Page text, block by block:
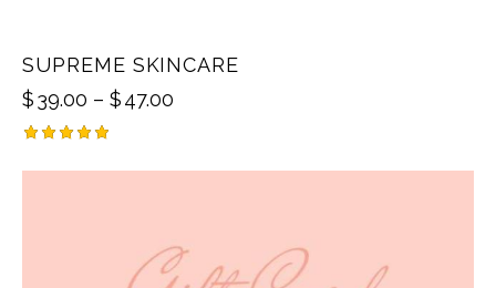
SUPREME SKINCARE
$39.00 – $47.00